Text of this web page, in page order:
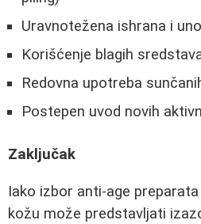
Uravnotežena ishrana i
Korišćenje blagih
Redovna upotreba
Postepen uvod novih
Zaključak
Iako izbor anti-age
kožu može predstavljati